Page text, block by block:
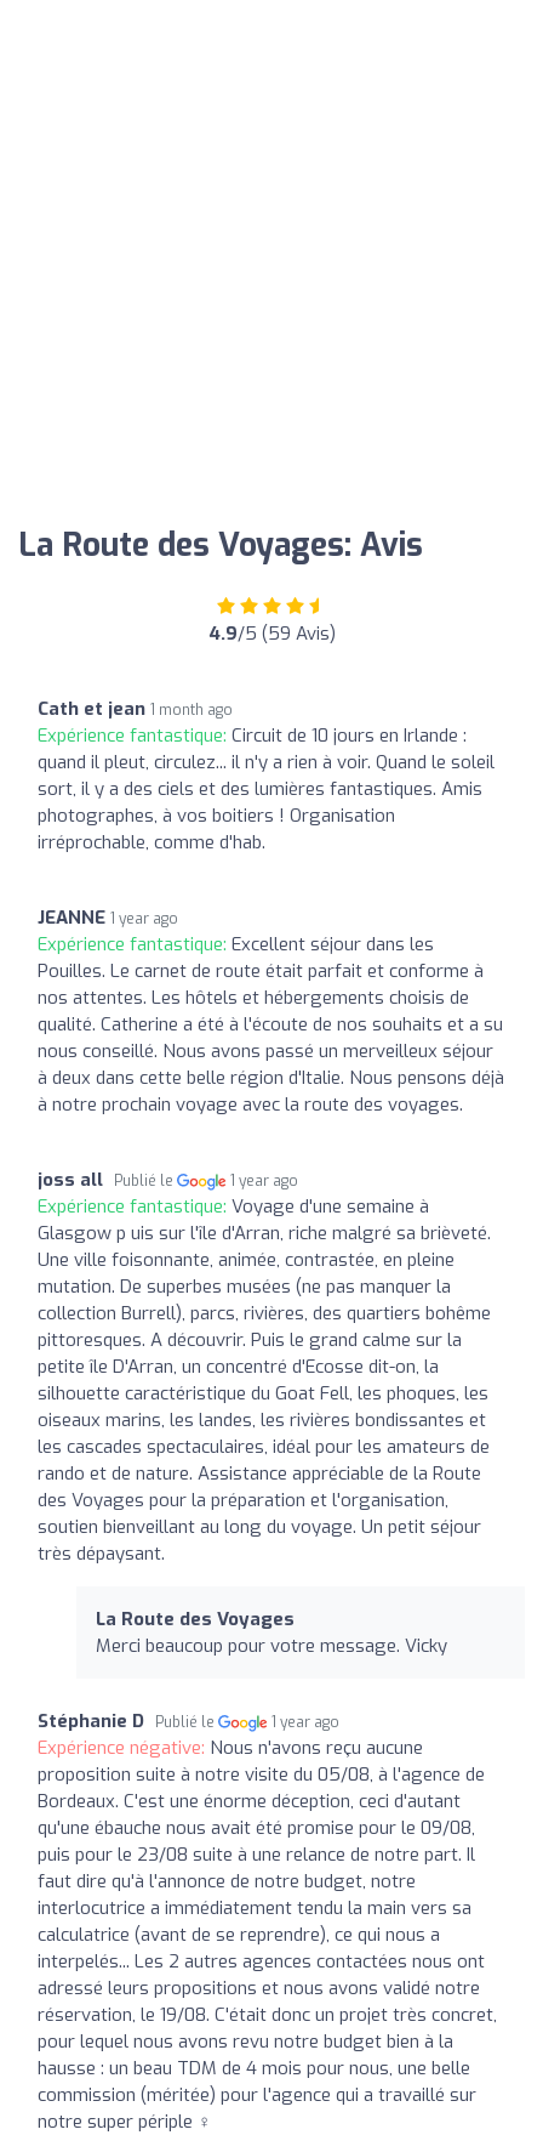
La Route des Voyages: Avis
4.9/5 (59 Avis)
Cath et jean 1 month ago
Expérience fantastique: Circuit de 10 jours en Irlande :
quand il pleut, circulez... il n'y a rien à voir. Quand le soleil
sort, il y a des ciels et des lumières fantastiques. Amis
photographes, à vos boitiers ! Organisation
irréprochable, comme d'hab.
JEANNE 1 year ago
Expérience fantastique: Excellent séjour dans les
Pouilles. Le carnet de route était parfait et conforme à
nos attentes. Les hôtels et hébergements choisis de
qualité. Catherine a été à l'écoute de nos souhaits et a su
nous conseillé. Nous avons passé un merveilleux séjour
à deux dans cette belle région d'Italie. Nous pensons déjà
à notre prochain voyage avec la route des voyages.
joss all Publié le 1 year ago
Expérience fantastique: Voyage d'une semaine à
Glasgow p uis sur l'île d'Arran, riche malgré sa brièveté.
Une ville foisonnante, animée, contrastée, en pleine
mutation. De superbes musées (ne pas manquer la
collection Burrell), parcs, rivières, des quartiers bohême
pittoresques. A découvrir. Puis le grand calme sur la
petite île D'Arran, un concentré d'Ecosse dit-on, la
silhouette caractéristique du Goat Fell, les phoques, les
oiseaux marins, les landes, les rivières bondissantes et
les cascades spectaculaires, idéal pour les amateurs de
rando et de nature. Assistance appréciable de la Route
des Voyages pour la préparation et l'organisation,
soutien bienveillant au long du voyage. Un petit séjour
très dépaysant.
La Route des Voyages
Merci beaucoup pour votre message. Vicky
Stéphanie D Publié le 1 year ago
Expérience négative: Nous n'avons reçu aucune
proposition suite à notre visite du 05/08, à l'agence de
Bordeaux. C'est une énorme déception, ceci d'autant
qu'une ébauche nous avait été promise pour le 09/08,
puis pour le 23/08 suite à une relance de notre part. Il
faut dire qu'à l'annonce de notre budget, notre
interlocutrice a immédiatement tendu la main vers sa
calculatrice (avant de se reprendre), ce qui nous a
interpelés... Les 2 autres agences contactées nous ont
adressé leurs propositions et nous avons validé notre
réservation, le 19/08. C'était donc un projet très concret,
pour lequel nous avons revu notre budget bien à la
hausse : un beau TDM de 4 mois pour nous, une belle
commission (méritée) pour l'agence qui a travaillé sur
notre super périple ‍♀️